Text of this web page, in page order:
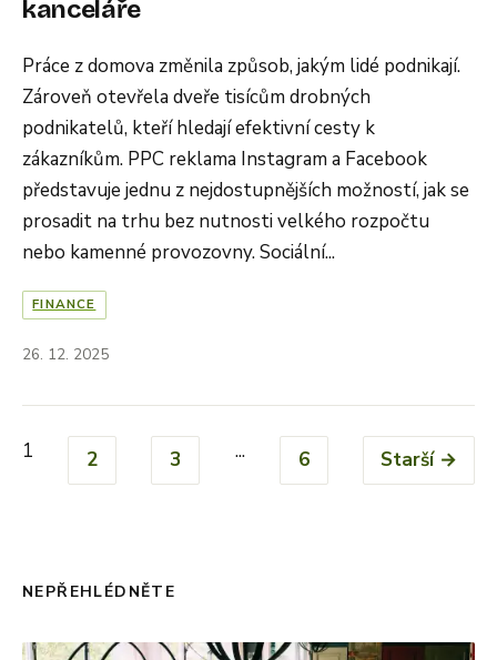
kanceláře
Práce z domova změnila způsob, jakým lidé podnikají.
Zároveň otevřela dveře tisícům drobných
podnikatelů, kteří hledají efektivní cesty k
zákazníkům. PPC reklama Instagram a Facebook
představuje jednu z nejdostupnějších možností, jak se
prosadit na trhu bez nutnosti velkého rozpočtu
nebo kamenné provozovny. Sociální...
FINANCE
26. 12. 2025
1 2 3 ... 6 Starší →
NEPŘEHLÉDNĚTE